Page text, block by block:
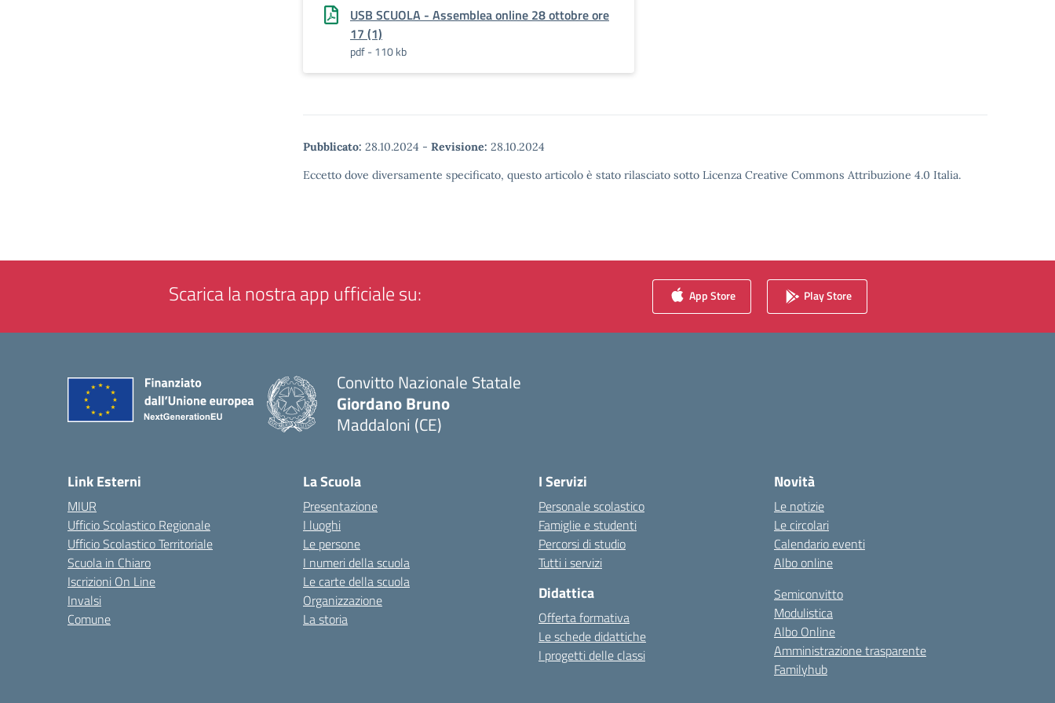
USB SCUOLA - Assemblea online 28 ottobre ore
17 (1)
pdf - 110 kb
Pubblicato: 28.10.2024 - Revisione: 28.10.2024
Eccetto dove diversamente specificato, questo articolo è stato rilasciato sotto Licenza Creative Commons Attribuzione 4.0 Italia.
Scarica la nostra app ufficiale su: App Store Play Store
Convitto Nazionale Statale
Giordano Bruno
Maddaloni (CE)
Link Esterni
MIUR
Ufficio Scolastico Regionale
Ufficio Scolastico Territoriale
Scuola in Chiaro
Iscrizioni On Line
Invalsi
Comune
La Scuola
Presentazione
I luoghi
Le persone
I numeri della scuola
Le carte della scuola
Organizzazione
La storia
I Servizi
Personale scolastico
Famiglie e studenti
Percorsi di studio
Tutti i servizi
Didattica
Offerta formativa
Le schede didattiche
I progetti delle classi
Novità
Le notizie
Le circolari
Calendario eventi
Albo online
Semiconvitto
Modulistica
Albo Online
Amministrazione trasparente
Familyhub